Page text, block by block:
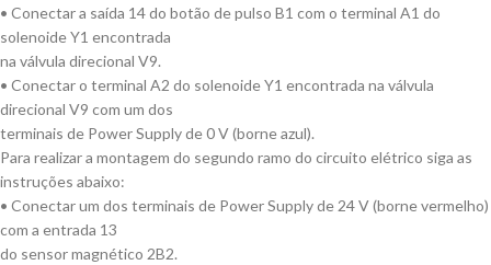
• Conectar a saída 14 do botão de pulso B1 com o terminal A1 do
solenoide Y1 encontrada
na válvula direcional V9.
• Conectar o terminal A2 do solenoide Y1 encontrada na válvula
direcional V9 com um dos
terminais de Power Supply de 0 V (borne azul).
Para realizar a montagem do segundo ramo do circuito elétrico siga as
instruções abaixo:
• Conectar um dos terminais de Power Supply de 24 V (borne vermelho)
com a entrada 13
do sensor magnético 2B2.